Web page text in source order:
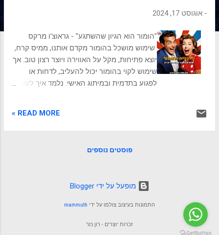
- אוגוסט 17, 2024
"הומור הוא הגיון שהשתגע" - גראוצ'ו מרקס
שימוש מושכל בהומור מקדם אותנו, ממיס קרח,
יוצא פתיחות, מקל על האווירה ויוצר רצון טוב. אך
שימוש לקוי בהומור יכול להעליב, לדחות או
לפגוע בתדמית ובמיתוג האישי. נלמד איך לעשות
תחכום והשפעה. הבנה של ההיררכיה מאפשרת
להשיג את התוצאות הטובות ביותר. בכל הקשר,
קשרים, והעברת מסרים בצורה קלילה ומרעננת.
הכרת סוגי ההומור השונים והבנה של הקהל
בדיוק למטרות ולאנשים שאליהם אנו פונים.
READ MORE »
פוסטים נוספים
‏מופעל על ידי Blogger
התמונות בעיצוב צולמו על ידי mammuth
זכויות יוצרים - רון נזר